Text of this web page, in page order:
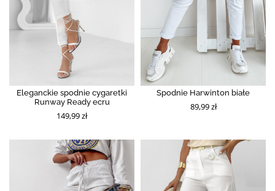
Eleganckie spodnie cygaretki
Runway Ready ecru
149,99 zł
Spodnie Harwinton białe
89,99 zł